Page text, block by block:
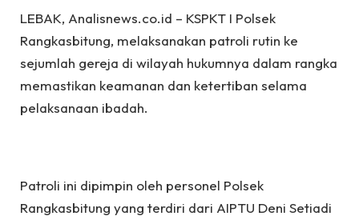
LEBAK, Analisnews.co.id – KSPKT I Polsek
Rangkasbitung, melaksanakan patroli rutin ke
sejumlah gereja di wilayah hukumnya dalam rangka
memastikan keamanan dan ketertiban selama
pelaksanaan ibadah.
Patroli ini dipimpin oleh personel Polsek
Rangkasbitung yang terdiri dari AIPTU Deni Setiadi